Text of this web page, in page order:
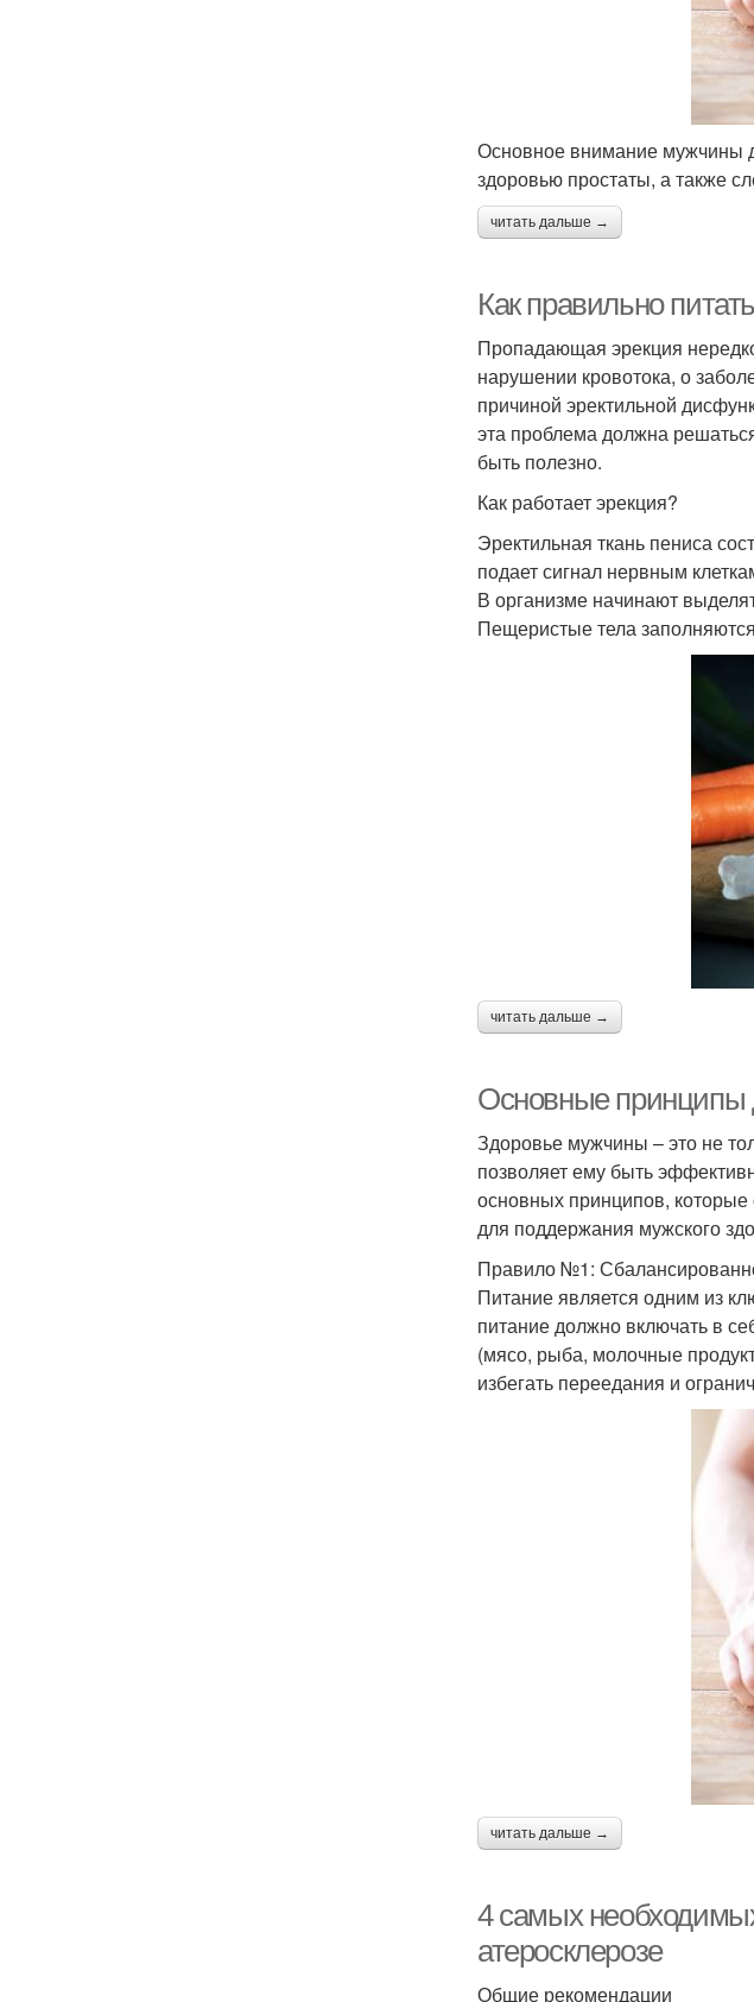
Основное внимание мужчины
здоровью простаты, а также
читать дальше →
Как правильно
Пропадающая эрекция
нарушении кровотока, о
причиной эректильной
эта проблема должна
быть полезно.
Как работает эрекция?
Эректильная ткань пениса
подает сигнал нервным
В организме начинают
Пещеристые тела
читать дальше →
Основные принципы
Здоровье мужчины – это не
позволяет ему быть
основных принципов,
для поддержания мужского
Правило №1:
Питание является одним из
питание должно включать в
(мясо, рыба, молочные
избегать переедания и
читать дальше →
4 самых
атеросклерозе
Общие рекомендации